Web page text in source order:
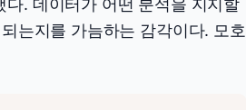
. 데이터가 어떤 분석을 지지할
는지를 가늠하는 감각이다. 모호